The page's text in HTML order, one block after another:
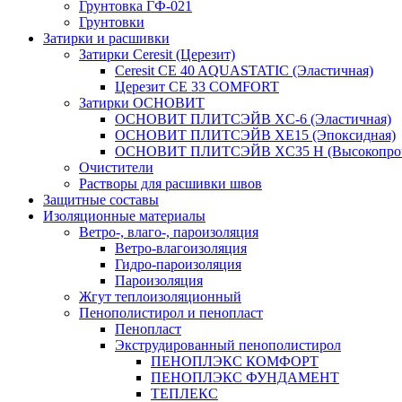
Грунтовка ГФ-021
Грунтовки
Затирки и расшивки
Затирки Ceresit (Церезит)
Ceresit CE 40 AQUASTATIC (Эластичная)
Церезит CE 33 COMFORT
Затирки ОСНОВИТ
ОСНОВИТ ПЛИТСЭЙВ XC-6 (Эластичная)
ОСНОВИТ ПЛИТСЭЙВ XЕ15 (Эпоксидная)
ОСНОВИТ ПЛИТСЭЙВ XС35 Н
Очистители
Растворы для расшивки швов
Защитные составы
Изоляционные материалы
Ветро-, влаго-, пароизоляция
Ветро-влагоизоляция
Гидро-пароизоляция
Пароизоляция
Жгут теплоизоляционный
Пенополистирол и пенопласт
Пенопласт
Экструдированный пенополистирол
ПЕНОПЛЭКС КОМФОРТ
ПЕНОПЛЭКС ФУНДАМЕНТ
ТЕПЛЕКС